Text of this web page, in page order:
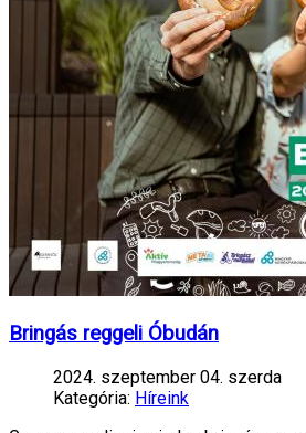
Bringás reggeli Óbudán
2024. szeptember 04. szerda
Kategória: Híreink